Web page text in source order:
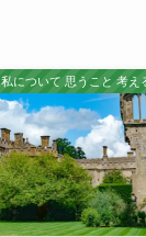
私について 思うこと 考え